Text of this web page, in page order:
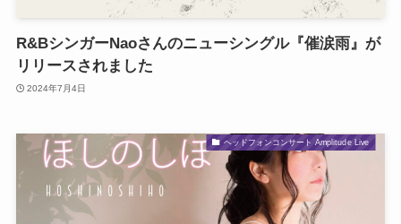
R&BシンガーNaoさんのニューシングル『催涙雨』が
リリースされました
2024年7月4日
ヘッドフォンコンサート Amplitude Live